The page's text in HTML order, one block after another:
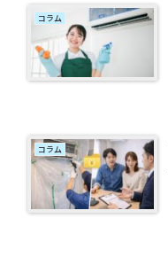
コラム
コラム